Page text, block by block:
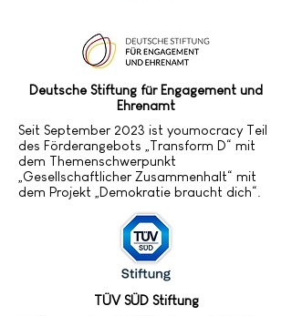
Deutsche Stiftung für Engagement und
Ehrenamt
Seit September 2023 ist youmocracy Teil
des Förderangebots „Transform D“ mit
dem Themenschwerpunkt
„Gesellschaftlicher Zusammenhalt“ mit
dem Projekt „Demokratie braucht dich“.
TÜV SÜD Stiftung